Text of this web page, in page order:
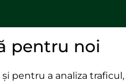
pentru noi
pentru a analiza